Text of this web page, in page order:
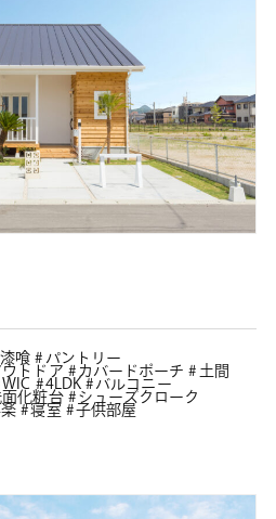
漆喰
パントリー
ウトドア カバードポーチ
土間
WIC 4LDK
バルコニー
化粧台
シューズクローク
寝室 子供部屋